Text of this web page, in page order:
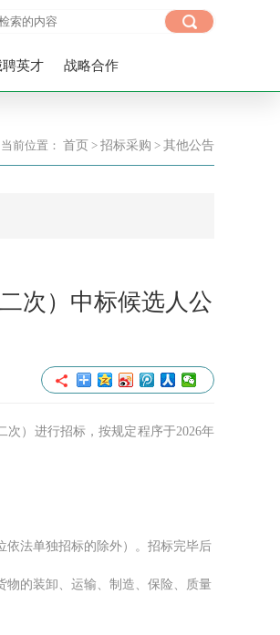
聘英才 战略合作
当前位置： 首页 > 招标采购 > 其他公告
次）中标候选人公
次）进行招标，按规定程序于2026年
依法单独招标的除外）。招标完毕后
物的装卸、运输、制造、保险、质量